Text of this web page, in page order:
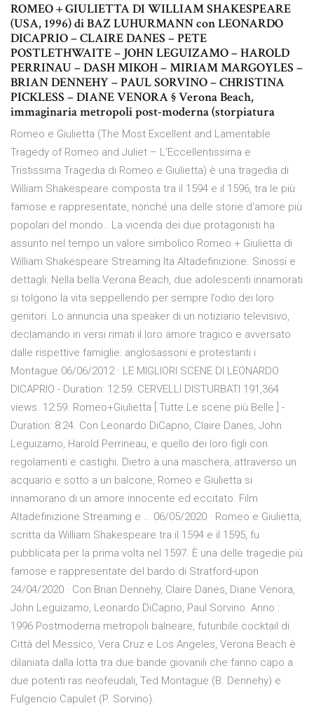
ROMEO + GIULIETTA DI WILLIAM SHAKESPEARE
(USA, 1996) di BAZ LUHURMANN con LEONARDO
DICAPRIO – CLAIRE DANES – PETE
POSTLETHWAITE – JOHN LEGUIZAMO – HAROLD
PERRINAU – DASH MIKOH – MIRIAM MARGOYLES –
BRIAN DENNEHY – PAUL SORVINO – CHRISTINA
PICKLESS – DIANE VENORA § Verona Beach,
immaginaria metropoli post-moderna (storpiatura
Romeo e Giulietta (The Most Excellent and Lamentable
Tragedy of Romeo and Juliet – L'Eccellentissima e
Tristissima Tragedia di Romeo e Giulietta) è una tragedia di
William Shakespeare composta tra il 1594 e il 1596, tra le più
famose e rappresentate, nonché una delle storie d'amore più
popolari del mondo.. La vicenda dei due protagonisti ha
assunto nel tempo un valore simbolico Romeo + Giulietta di
William Shakespeare Streaming Ita Altadefinizione. Sinossi e
dettagli: Nella bella Verona Beach, due adolescenti innamorati
si tolgono la vita seppellendo per sempre l’odio dei loro
genitori. Lo annuncia una speaker di un notiziario televisivo,
declamando in versi rimati il loro amore tragico e avversato
dalle rispettive famiglie: anglosassoni e protestanti i
Montague 06/06/2012 · LE MIGLIORI SCENE DI LEONARDO
DICAPRIO - Duration: 12:59. CERVELLI DISTURBATI 191,364
views. 12:59. Romeo+Giulietta [ Tutte Le scene più Belle ] -
Duration: 8:24. Con Leonardo DiCaprio, Claire Danes, John
Leguizamo, Harold Perrineau, e quello dei loro figli con
regolamenti e castighi. Dietro a una maschera, attraverso un
acquario e sotto a un balcone, Romeo e Giulietta si
innamorano di un amore innocente ed eccitato. Film
Altadefinizione Streaming e … 06/05/2020 · Romeo e Giulietta,
scritta da William Shakespeare tra il 1594 e il 1595, fu
pubblicata per la prima volta nel 1597. È una delle tragedie più
famose e rappresentate del bardo di Stratford-upon
24/04/2020 · Con Brian Dennehy, Claire Danes, Diane Venora,
John Leguizamo, Leonardo DiCaprio, Paul Sorvino. Anno :
1996 Postmoderna metropoli balneare, futuribile cocktail di
Città del Messico, Vera Cruz e Los Angeles, Verona Beach è
dilaniata dalla lotta tra due bande giovanili che fanno capo a
due potenti ras neofeudali, Ted Montague (B. Dennehy) e
Fulgencio Capulet (P. Sorvino).